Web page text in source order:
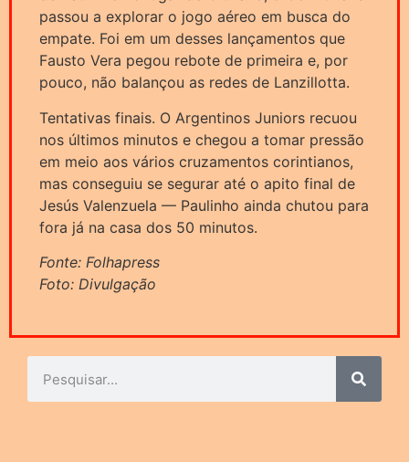
passou a explorar o jogo aéreo em busca do
empate. Foi em um desses lançamentos que
Fausto Vera pegou rebote de primeira e, por
pouco, não balançou as redes de Lanzillotta.
Tentativas finais. O Argentinos Juniors recuou
nos últimos minutos e chegou a tomar pressão
em meio aos vários cruzamentos corintianos,
mas conseguiu se segurar até o apito final de
Jesús Valenzuela — Paulinho ainda chutou para
fora já na casa dos 50 minutos.
Fonte: Folhapress
Foto: Divulgação